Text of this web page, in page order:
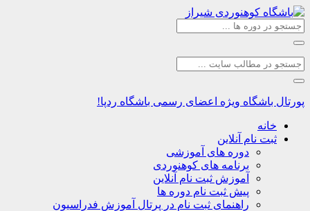
ویژه اعضای رسمی باشگاه ردپا!
نام آنلاین
دوره های آموزشی
برنامه های کوهنوردی
آموزش ثبت نام آنلاین
پیش ثبت نام دوره ها
راهنمای ثبت نام در پرتال آموزش فدراسیون